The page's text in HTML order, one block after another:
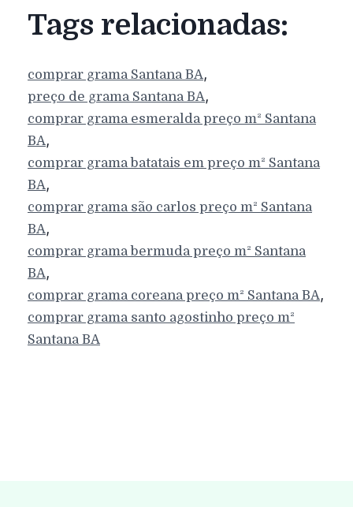
Tags relacionadas:
comprar grama Santana BA,
preço de grama Santana BA,
comprar grama esmeralda preço m² Santana
BA,
comprar grama batatais em preço m² Santana
BA,
comprar grama são carlos preço m² Santana
BA,
comprar grama bermuda preço m² Santana
BA,
comprar grama coreana preço m² Santana BA,
comprar grama santo agostinho preço m²
Santana BA